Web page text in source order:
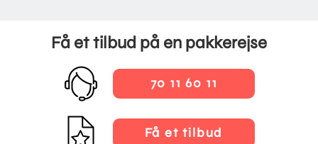
Få et tilbud på en pakkerejse
70 11 60 11
Få et tilbud